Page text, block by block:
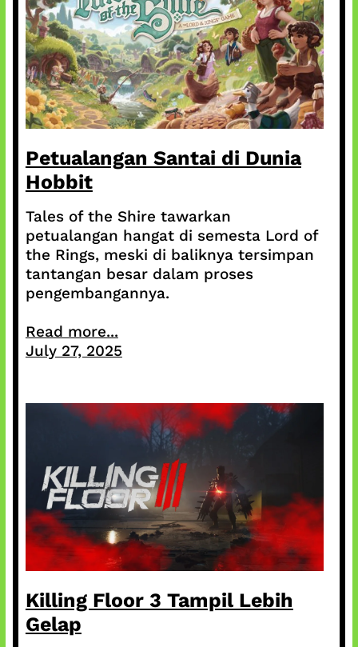
Petualangan Santai di Dunia
Hobbit
Tales of the Shire tawarkan
petualangan hangat di semesta Lord of
the Rings, meski di baliknya tersimpan
tantangan besar dalam proses
pengembangannya.
Read more...
July 27, 2025
Killing Floor 3 Tampil Lebih
Gelap